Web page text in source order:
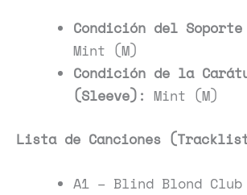
Condición del
Mint (M)
Condición de la
(Sleeve): Mint (M)
Lista de Canciones
A1 – Blind Blond Club